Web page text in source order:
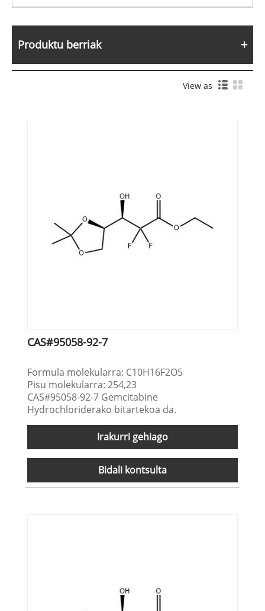
Produktu berriak
View as
CAS#95058-92-7
Formula molekularra: C10H16F2O5
Pisu molekularra: 254,23
CAS#95058-92-7 Gemcitabine
Hydrochloriderako bitartekoa da.
Irakurri gehiago
Bidali kontsulta